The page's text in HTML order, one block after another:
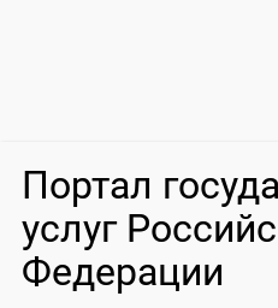
Портал
услуг
Федерации